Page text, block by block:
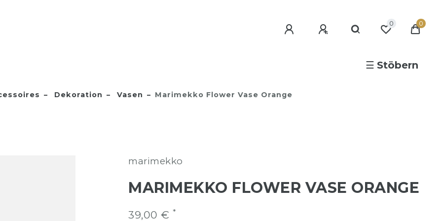
0 0
☰ Stöbern
Dekoration Vasen Marimekko Flower Vase Orange
marimekko
MARIMEKKO FLOWER VASE ORANGE
39,00 € *